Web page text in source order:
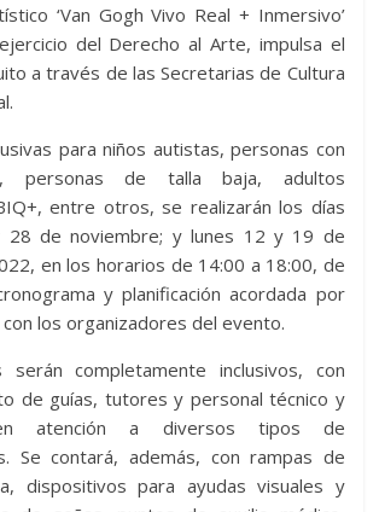
‘Van Gogh Vivo Real + Inmersivo’
del Derecho al Arte, impulsa el
a través de las Secretarias de Cultura
para niños autistas, personas con
personas de talla baja, adultos
entre otros, se realizarán los días
28 de noviembre; y lunes 12 y 19 de
en los horarios de 14:00 a 18:00, de
y planificación acordada por
los organizadores del evento.
serán completamente inclusivos, con
de guías, tutores y personal técnico y
en atención a diversos tipos de
Se contará, además, con rampas de
dispositivos para ayudas visuales y